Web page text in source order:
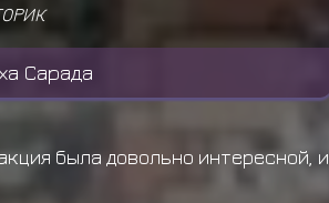
Сарада
была довольно интересной,